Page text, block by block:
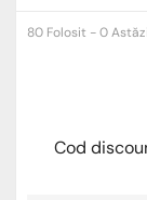
80 Folosit - 0 Astăzi
Cod